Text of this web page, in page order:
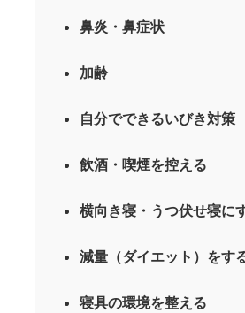
鼻炎・鼻症状
加齢
自分でできるいびき対策
飲酒・喫煙を控える
横向き寝・うつ伏せ寝に
減量（ダイエット）をす
寝具の環境を整える